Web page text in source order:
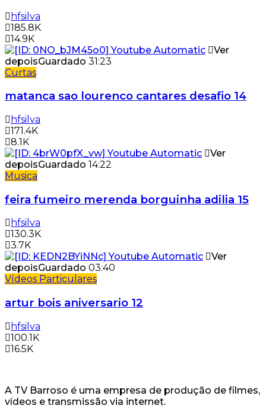
hfsilva
185.8K
14.9K
Ver
depoisGuardado 31:23
Curtas
matanca sao lourenco cantares desafio 14
hfsilva
171.4K
8.1K
Ver
depoisGuardado 14:22
Musica
feira fumeiro merenda borguinha adilia 15
hfsilva
130.3K
3.7K
Ver
depoisGuardado 03:40
Vídeos Particulares
artur bois aniversario 12
hfsilva
100.1K
16.5K
A TV Barroso é uma empresa de produção de filmes,
vídeos e transmissão via internet.